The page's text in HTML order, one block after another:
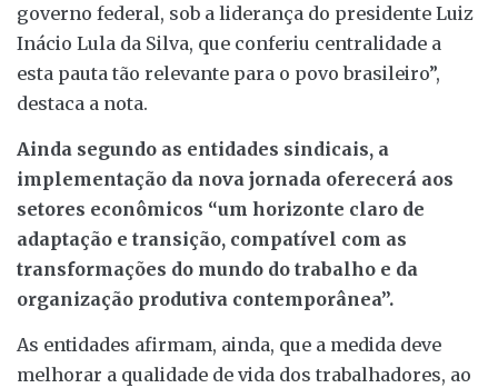
governo federal, sob a liderança do presidente Luiz
Inácio Lula da Silva, que conferiu centralidade a
esta pauta tão relevante para o povo brasileiro”,
destaca a nota.
Ainda segundo as entidades sindicais, a
implementação da nova jornada oferecerá aos
setores econômicos “um horizonte claro de
adaptação e transição, compatível com as
transformações do mundo do trabalho e da
organização produtiva contemporânea”.
As entidades afirmam, ainda, que a medida deve
melhorar a qualidade de vida dos trabalhadores, ao